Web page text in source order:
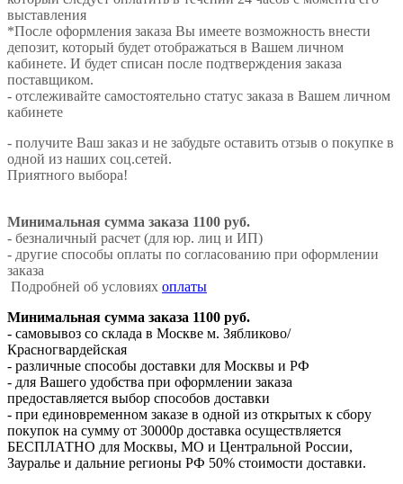
выставления
*После оформления заказа Вы имеете возможность внести
депозит, который будет отображаться в Вашем личном
кабинете. И будет списан после подтверждения заказа
поставщиком.
- отслеживайте самостоятельно статус заказа в Вашем личном
кабинете
- получите Ваш заказ и не забудьте оставить отзыв о покупке в
одной из наших соц.сетей.
Приятного выбора!
Минимальная сумма заказа 1100 руб.
- безналичный расчет (для юр. лиц и ИП)
- другие способы оплаты по согласованию при оформлении
заказа
Подробней об условиях оплаты
Минимальная сумма заказа 1100 руб.
- самовывоз со склада в Москве м. Зябликово/
Красногвардейская
- различные способы доставки для Москвы и РФ
- для Вашего удобства при оформлении заказа
предоставляется выбор способов доставки
- при единовременном заказе в одной из открытых к сбору
покупок на сумму от 30000р доставка осуществляется
БЕСПЛАТНО для Москвы, МО и Центральной России,
Зауралье и дальние регионы РФ 50% стоимости доставки.